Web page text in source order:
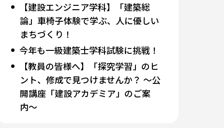
【建設エンジニア学科】「建築総
論」車椅子体験で学ぶ、人に優しい
まちづくり！
今年も一級建築士学科試験に挑戦！
【教員の皆様へ】「探究学習」のヒ
ント、修成で見つけませんか？ 〜公
開講座「建設アカデミア」のご案
内〜